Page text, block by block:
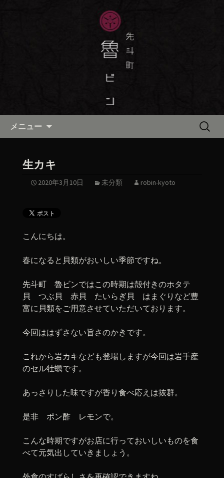
京都・先斗町の京料理・和食
「魯ビン（ろびん）」の公式ブ
京都・先斗町の京町家で美味しい季節
の京料理・和食が自慢の「魯ビン（ろ
びん）」がお店からのお知らせや、お
料理について最新情報をおとどけしま
メニュー
検
生カキ
2020年3月10日 未分類 robin-kyoto
こんにちは。
春になると貝類がおいしい季節ですね。
先斗町 魯ビンではこの時期は殻付きのホタテ
貝 つぶ貝 赤貝 たいらぎ貝 はまぐりなど豊
富に貝類をご用意させていただいております。
今回ははずさない旨さのかきです。
これから岩カキなども登場しますが今回は岩手産
のセル牡蠣です。
あっさりした味ですが香り食べ応えは抜群。
是非 ポン酢 レモンで。
こんな時期ですがお店に行っておいしいものを食
べて元気出していきましょう。